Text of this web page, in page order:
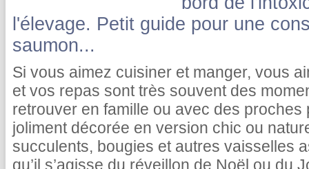
l'élevage. Petit guide pour une
saumon...
Si vous aimez cuisiner et manger, vous
et vos repas sont très souvent des
retrouver en famille ou avec des
joliment décorée en version chic ou
succulents, bougies et autres vaisselles
qu’il s’agisse du réveillon de Noël ou du